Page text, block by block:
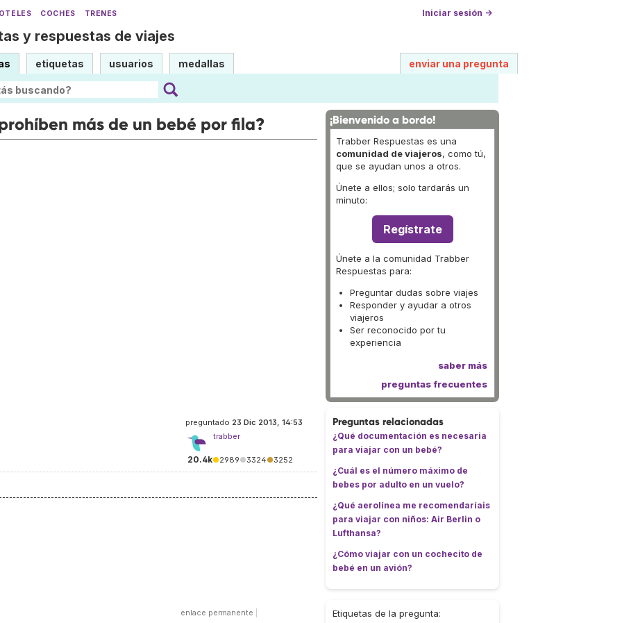
COCHES TRENES Iniciar sesión →
y respuestas de viajes
etiquetas usuarios medallas enviar una pregunta
más de un bebé por fila?
preguntado 23 Dic 2013, 14:53
trabber
20.4k●2989●3324●3252
enlace permanente
¡Bienvenido a bordo!
Trabber Respuestas es una
comunidad de viajeros, como tú,
que se ayudan unos a otros.
Únete a ellos; solo tardarás un
minuto:
Regístrate
Únete a la comunidad Trabber
Respuestas para:
Preguntar dudas sobre viajes
Responder y ayudar a otros
viajeros
Ser reconocido por tu
experiencia
saber más
preguntas frecuentes
Preguntas relacionadas
¿Qué documentación es necesaria
para viajar con un bebé?
¿Cuál es el número máximo de
bebes por adulto en un vuelo?
¿Qué aerolínea me recomendaríais
para viajar con niños: Air Berlin o
Lufthansa?
¿Cómo viajar con un cochecito de
bebé en un avión?
Etiquetas de la pregunta: